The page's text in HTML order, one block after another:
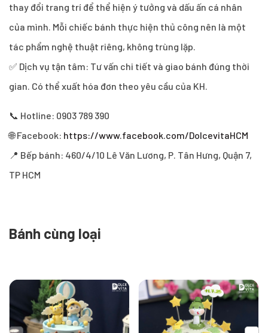
thay đổi trang trí để thể hiện ý tưởng và dấu ấn cá nhân
của mình. Mỗi chiếc bánh thực hiện thủ công nên là một
tác phẩm nghệ thuật riêng, không trùng lặp.
✅ Dịch vụ tận tâm: Tư vấn chi tiết và giao bánh đúng thời
gian. Có thể xuất hóa đơn theo yêu cầu của KH.
📞 Hotline: 0903 789 390
🌐 Facebook: https://www.facebook.com/DolcevitaHCM
📍 Bếp bánh: 460/4/10 Lê Văn Lương, P. Tân Hưng, Quận 7,
TP HCM
Bánh cùng loại